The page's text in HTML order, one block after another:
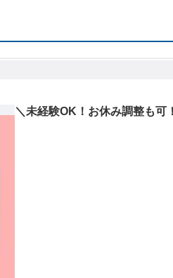
＼未経験OK！お休み調整も可